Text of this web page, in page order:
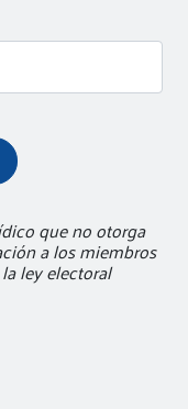
que no otorga
a los miembros
ley electoral